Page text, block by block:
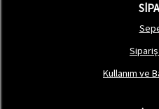
Kullanım ve